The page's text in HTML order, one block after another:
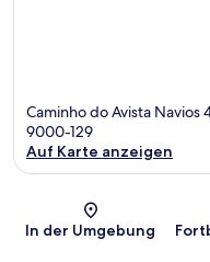
Caminho do Avista Navios
9000-129
Auf Karte anzeigen
In der Umgebung